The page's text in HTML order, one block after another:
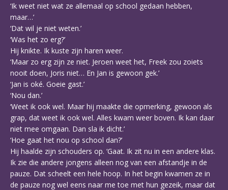
‘Ik weet niet wat ze allemaal op school gedaan hebben,
maar…’
‘Dat wil je niet weten.’
‘Was het zo erg?’
Hij knikte. Ik kuste zijn haren weer.
‘Maar zo erg zijn ze niet. Jeroen weet het, Freek zou zoiets
nooit doen, Joris niet… En Jan is gewoon gek.’
‘Jan is oké. Goeie gast.’
‘Nou dan.’
‘Weet ik ook wel. Maar hij maakte die opmerking, gewoon als
grap, dat weet ik ook wel. Alles kwam weer boven. Ik kan daar
niet mee omgaan. Dan sla ik dicht.’
‘Hoe gaat het nou op school dan?’
Hij haalde zijn schouders op. ‘Gaat. Ik zit nu in een andere klas.
Ik zie die andere jongens alleen nog van een afstandje in de
pauze. Dat scheelt een hele hoop. In het begin kwamen ze in
de pauze nog wel eens naar me toe met hun gezeik, maar dat